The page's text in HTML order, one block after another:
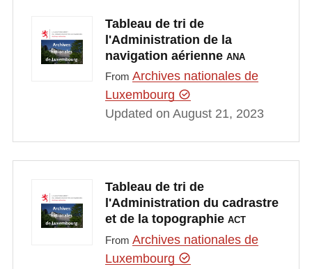
Tableau de tri de
l'Administration de la
navigation aérienne ANA
From Archives nationales de
Luxembourg
Updated on August 21, 2023
Tableau de tri de
l'Administration du cadrastre
et de la topographie ACT
From Archives nationales de
Luxembourg